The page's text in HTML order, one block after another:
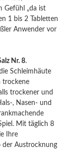
Gefühl „da ist
1 bis 2 Tabletten
Anwender vor
Nr. 8.
Schleimhäute
trockene
trockener und
, Nasen- und
Mit täglich 8
Ihre
der Austrocknung